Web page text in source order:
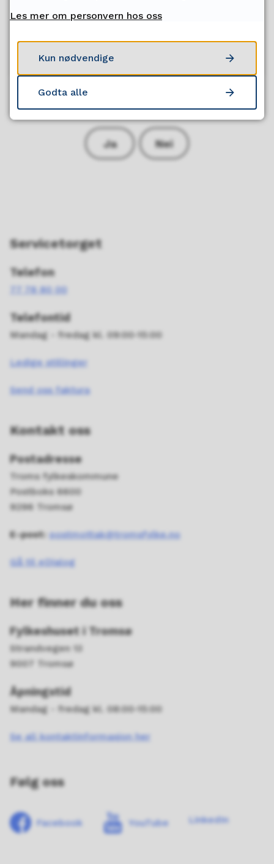
Fant du det du lette etter?
Ja Nei
Servicetorget
Telefon
77 78 80 00
Telefontid
Mandag - fredag kl. 09:00-15:00
Ledige stillinger
Send oss faktura
Kontakt oss
Postadresse
Troms fylkeskommune
Postboks 6600
9296 Tromsø
E-post: postmottak@tromsfylke.no
Gå til eDialog
Her finner du oss
Fylkeshuset i Tromsø
Strandvegen 13
9007 Tromsø
Åpningstid
Mandag - fredag kl. 08:00-15:00
Se all kontaktinformasjon her
Følg oss
Facebook YouTube LinkedIn
Les mer om personvern hos oss
Kun nødvendige
Godta alle